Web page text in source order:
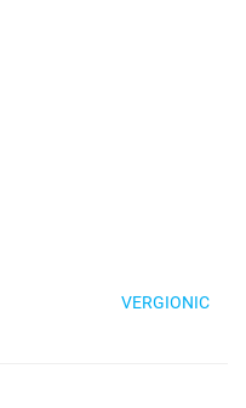
VERGIONIC